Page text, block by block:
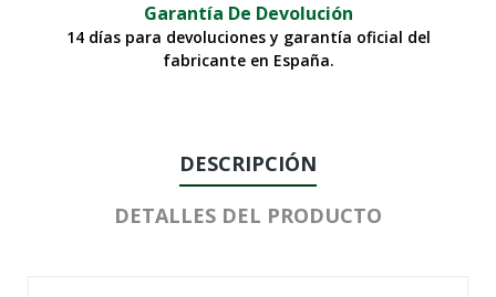
Garantía De Devolución
14 días para devoluciones y garantía oficial del
fabricante en España.
DESCRIPCIÓN
DETALLES DEL PRODUCTO